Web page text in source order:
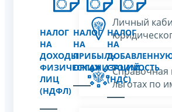
НАЛОГ
НА
ДОХОДЫ
ФИЗИЧЕСКИХ
ЛИЦ
(НДФЛ)
НАЛОГ
НА
ПРИБЫЛЬ
ОРГАНИЗАЦИЙ
НАЛОГ
НА
СТОИМОСТЬ
(НДС)
Личный
Справочная
льготах по